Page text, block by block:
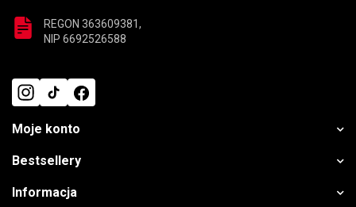
REGON 363609381,
NIP 6692526588
Moje konto
Bestsellery
Informacja